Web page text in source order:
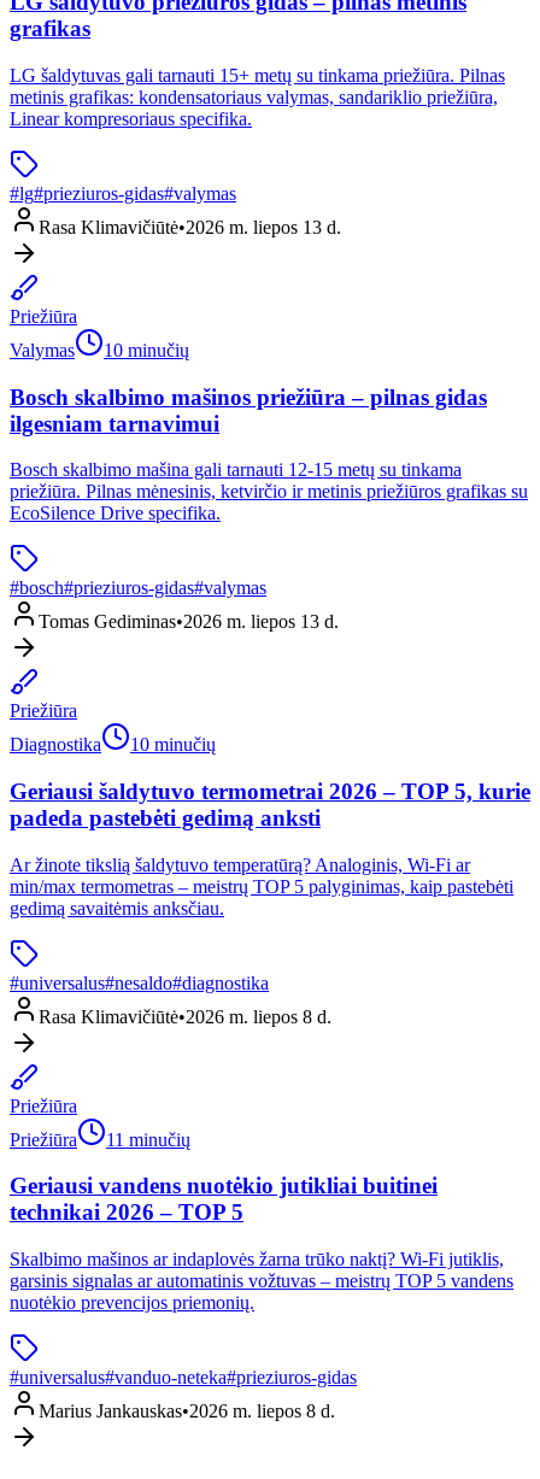
grafikas
LG šaldytuvas gali tarnauti 15+ metų su tinkama priežiūra. Pilnas
metinis grafikas: kondensatoriaus valymas, sandariklio priežiūra,
Linear kompresoriaus specifika.
#lg#prieziuros-gidas#valymas
Rasa Klimavičiūtė•2026 m. liepos 13 d.
Priežiūra
Valymas
10 minučių
Bosch skalbimo mašinos priežiūra – pilnas gidas
ilgesniam tarnavimui
Bosch skalbimo mašina gali tarnauti 12-15 metų su tinkama
priežiūra. Pilnas mėnesinis, ketvirčio ir metinis priežiūros grafikas su
EcoSilence Drive specifika.
#bosch#prieziuros-gidas#valymas
Tomas Gediminas•2026 m. liepos 13 d.
Priežiūra
Diagnostika
10 minučių
Geriausi šaldytuvo termometrai 2026 – TOP 5, kurie
padeda pastebėti gedimą anksti
Ar žinote tikslią šaldytuvo temperatūrą? Analoginis, Wi-Fi ar
min/max termometras – meistrų TOP 5 palyginimas, kaip pastebėti
gedimą savaitėmis anksčiau.
#universalus#nesaldo#diagnostika
Rasa Klimavičiūtė•2026 m. liepos 8 d.
Priežiūra
Priežiūra
11 minučių
Geriausi vandens nuotėkio jutikliai buitinei
technikai 2026 – TOP 5
Skalbimo mašinos ar indaplovės žarna trūko naktį? Wi-Fi jutiklis,
garsinis signalas ar automatinis vožtuvas – meistrų TOP 5 vandens
nuotėkio prevencijos priemonių.
#universalus#vanduo-neteka#prieziuros-gidas
Marius Jankauskas•2026 m. liepos 8 d.